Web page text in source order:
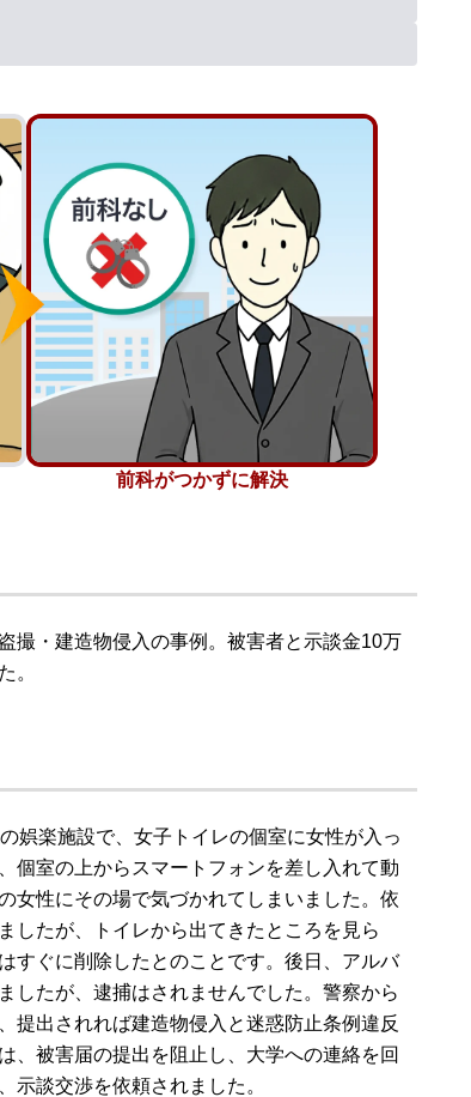
前科がつかずに解決
撮・建造物侵入の事例。被害者と示談金10万
。
娯楽施設で、女子トイレの個室に女性が入っ
個室の上からスマートフォンを差し入れて動
女性にその場で気づかれてしまいました。依
したが、トイレから出てきたところを見ら
すぐに削除したとのことです。後日、アルバ
したが、逮捕はされませんでした。警察から
提出されれば建造物侵入と迷惑防止条例違反
、被害届の提出を阻止し、大学への連絡を回
示談交渉を依頼されました。